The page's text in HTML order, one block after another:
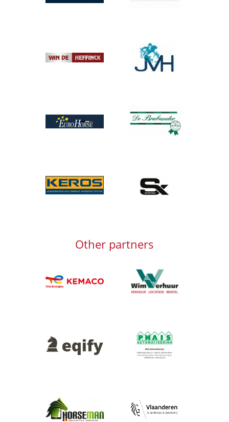
Afbeelding
Afbeelding
Afbeelding
Afbeelding
Afbeelding
Afbeelding
Other partners
Afbeelding
Afbeelding
Afbeelding Afbeelding
Afbeelding Afbeelding